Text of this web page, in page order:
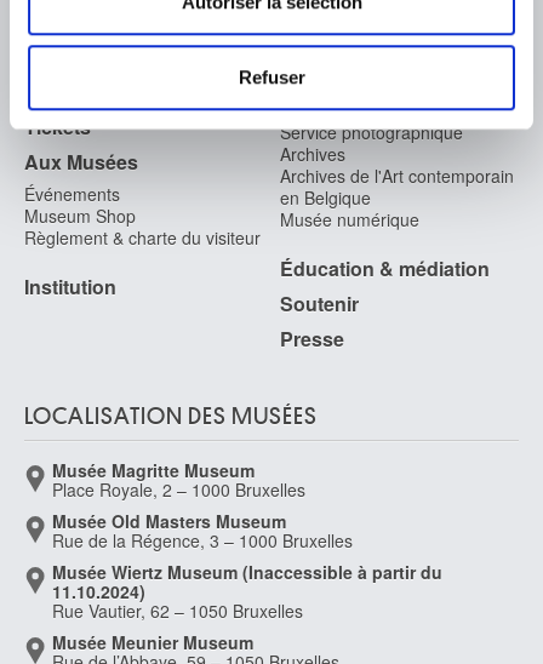
Les cookies nous permettent de personnaliser le contenu
et les annonces, d'offrir des fonctionnalités relatives aux
partageons également des informations sur l'utilisation de
notre site avec nos partenaires de médias sociaux, de
publicité et d'analyse, qui peuvent combiner celles-ci
avec d'autres informations que vous leur avez fournies
ou qu'ils ont collectées lors de votre utilisation de leurs
Refuser
FAQ I Foire aux questions
Tickets
Aux Musées
Événements
Museum Shop
Règlement & charte du visiteur
Institution
Recherche
La bibliothèque
Publications
Service photographique
Archives
Archives de l'Art contemporain
en Belgique
Musée numérique
Éducation & médiation
Soutenir
Presse
LOCALISATION DES MUSÉES
Musée Magritte Museum
Place Royale, 2 – 1000 Bruxelles
Musée Old Masters Museum
Rue de la Régence, 3 – 1000 Bruxelles
Musée Wiertz Museum (Inaccessible à partir du
11.10.2024)
Rue Vautier, 62 – 1050 Bruxelles
Musée Meunier Museum